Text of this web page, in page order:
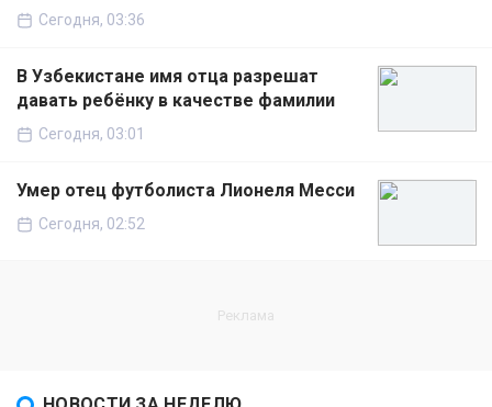
Сегодня, 03:36
В Узбекистане имя отца разрешат
давать ребёнку в качестве фамилии
Сегодня, 03:01
Умер отец футболиста Лионеля Месси
Сегодня, 02:52